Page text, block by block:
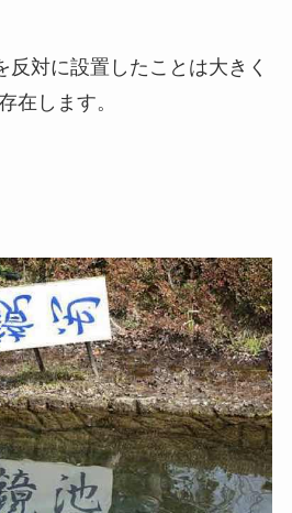
反対に設置したことは大きく
在します。